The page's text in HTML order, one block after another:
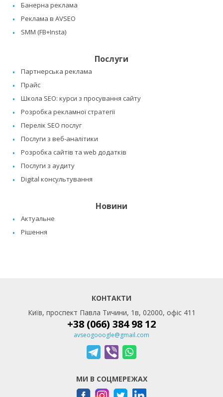
Банерна реклама
Реклама в AVSEO
SMM (FB+Insta)
Послуги
Партнерська реклама
Прайс
Школа SEO: курси з просування сайту
Розробка рекламної стратегії
Перелік SEO послуг
Послуги з веб-аналітики
Розробка сайтів та web додатків
Послуги з аудиту
Digital консультування
Новини
Актуальне
Рішення
КОНТАКТИ
Київ, проспект Павла Тичини, 1в, 02000, офіс 411
+38 (066) 384 98 12
avseogooogle@gmail.com
МИ В СОЦМЕРЕЖАХ